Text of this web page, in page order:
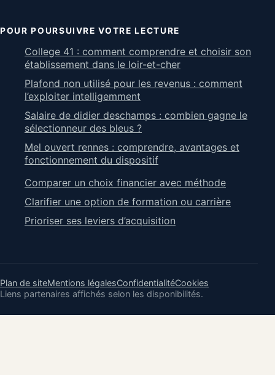
POUR POURSUIVRE VOTRE LECTURE
College 41 : comment comprendre et choisir son
établissement dans le loir-et-cher
Plafond non utilisé pour les revenus : comment
l’exploiter intelligemment
Salaire de didier deschamps : combien gagne le
sélectionneur des bleus ?
Mel ouvert rennes : comprendre, avantages et
fonctionnement du dispositif
Comparer un choix financier avec méthode
Clarifier une option de formation ou carrière
Prioriser ses leviers d’acquisition
Plan de siteMentions légalesConfidentialitéCookies
Liens partenaires affichés selon les disponibilités.